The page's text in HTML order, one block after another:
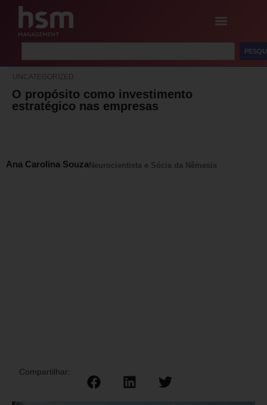
UNCATEGORIZED
O propósito como investimento
estratégico nas empresas
Ana Carolina Souza Neurocientista e Sócia da Nêmesis
Compartilhar: